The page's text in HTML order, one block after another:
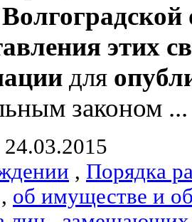
Волгоградской
этих
для
законом ...
, Порядка
, об имуществе и